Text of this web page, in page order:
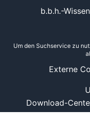
Download-
b.b.h.-
Um den Suchservice zu
Externe